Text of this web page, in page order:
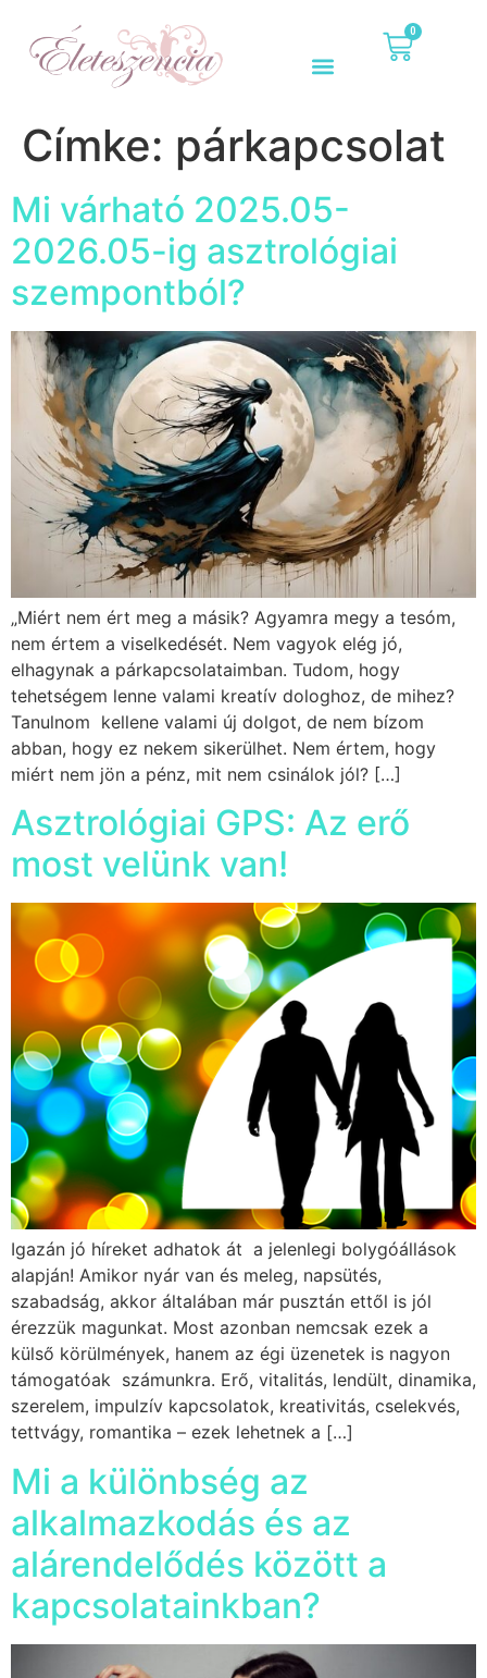
0
Címke: párkapcsolat
Mi várható 2025.05-
2026.05-ig asztrológiai
szempontból?
„Miért nem ért meg a másik? Agyamra megy a tesóm,
nem értem a viselkedését. Nem vagyok elég jó,
elhagynak a párkapcsolataimban. Tudom, hogy
tehetségem lenne valami kreatív dologhoz, de mihez?
Tanulnom kellene valami új dolgot, de nem bízom
abban, hogy ez nekem sikerülhet. Nem értem, hogy
miért nem jön a pénz, mit nem csinálok jól? […]
Asztrológiai GPS: Az erő
most velünk van!
Igazán jó híreket adhatok át a jelenlegi bolygóállások
alapján! Amikor nyár van és meleg, napsütés,
szabadság, akkor általában már pusztán ettől is jól
érezzük magunkat. Most azonban nemcsak ezek a
külső körülmények, hanem az égi üzenetek is nagyon
támogatóak számunkra. Erő, vitalitás, lendült, dinamika,
szerelem, impulzív kapcsolatok, kreativitás, cselekvés,
tettvágy, romantika – ezek lehetnek a […]
Mi a különbség az
alkalmazkodás és az
alárendelődés között a
kapcsolatainkban?